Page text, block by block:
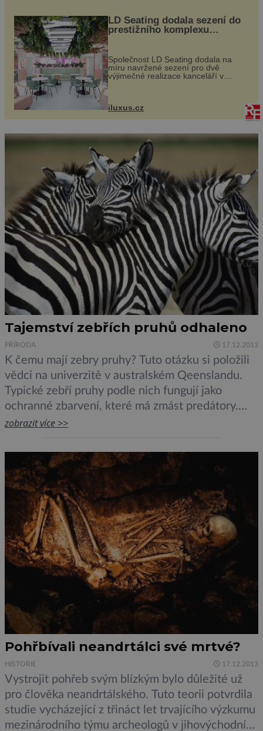
LD Seating dodala sezení do
prestižního komplexu
Společnost LD Seating dodala na
míru navržené sezení pro dvě
výjimečné realizace kanceláří v
budov Media...
iluxus.cz
Tajemství zebřích pruhů odhaleno
PŘÍRODA 17.12.2013
K čemu mají zebry pruhy? Tuto otázku si položili
vědci na univerzitě v australském Qeenslandu.
Typické zebří pruhy podle nich fungují jako
ochranné zbarvení, které má zmást predátory.
Když se dá stádo zeber na útěk, není jeho pohyb
znát. Než se jejich lovec vzpamatuje, kořist je
pryč. „Zebří pruhy byly […]
zobrazit více >>
Pohřbívali neandrtálci své mrtvé?
HISTORIE 17.12.2013
Vystrojit pohřeb svým blízkým bylo důležité už
pro člověka neandrtálského. Tuto teorii potvrdila
studie vycházející z třináct let trvajícího výzkumu
mezinárodního týmu archeologů v jihovýchodní